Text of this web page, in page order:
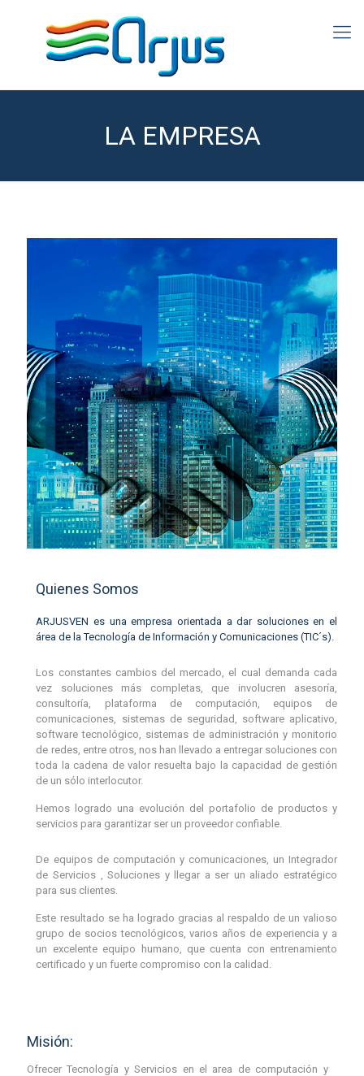
LA EMPRESA
Quienes Somos
ARJUSVEN es una empresa orientada a dar soluciones en el
área de la Tecnología de Información y Comunicaciones (TIC´s).
Los constantes cambios del mercado, el cual demanda cada
vez soluciones más completas, que involucren asesoría,
consultoría, plataforma de computación, equipos de
comunicaciones, sistemas de seguridad, software aplicativo,
software tecnológico, sistemas de administración y monitorio
de redes, entre otros, nos han llevado a entregar soluciones con
toda la cadena de valor resuelta bajo la capacidad de gestión
de un sólo interlocutor.
Hemos logrado una evolución del portafolio de productos y
servicios para garantizar ser un proveedor confiable.
De equipos de computación y comunicaciones, un Integrador
de Servicios , Soluciones y llegar a ser un aliado estratégico
para sus clientes.
Este resultado se ha logrado gracias al respaldo de un valioso
grupo de socios tecnológicos, varios años de experiencia y a
un excelente equipo humano, que cuenta con entrenamiento
certificado y un fuerte compromiso con la calidad.
Misión:
Ofrecer Tecnología y Servicios en el area de computación y